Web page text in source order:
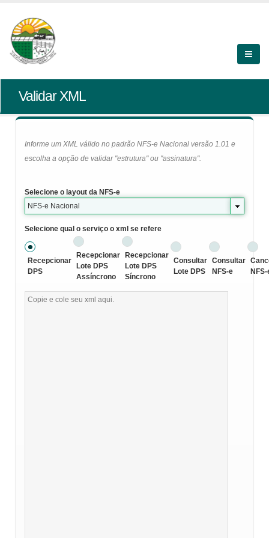
Validar XML
Informe um XML válido no padrão NFS-e Nacional versão 1.01 e
escolha a opção de validar "estrutura" ou "assinatura".
Selecione o layout da NFS-e
NFS-e Nacional
Selecione qual o serviço o xml se refere
Recepcionar
DPS
Recepcionar
Lote DPS
Assíncrono
Recepcionar
Lote DPS
Síncrono
Consultar
Lote DPS
Consultar
NFS-e
NFS-